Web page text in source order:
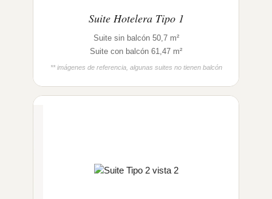
Suite Hotelera Tipo 1
Suite sin balcón 50,7 m²
Suite con balcón 61,47 m²
** imágenes de referencia, algunas suites no tienen balcón